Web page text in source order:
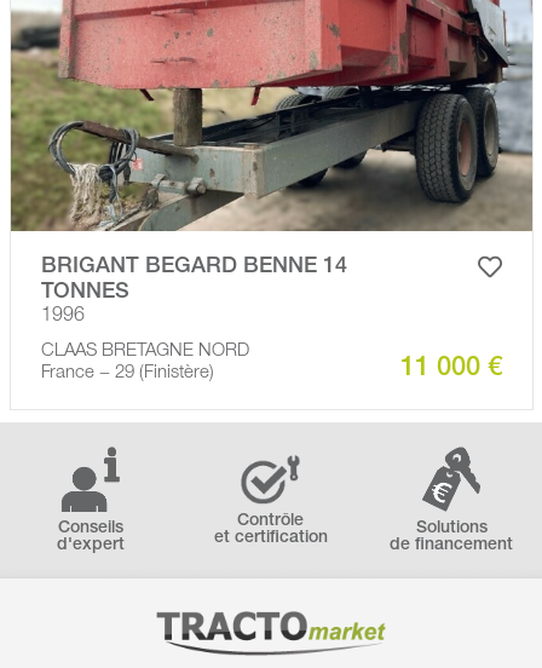
BRIGANT BEGARD BENNE 14
TONNES
1996
CLAAS BRETAGNE NORD
France − 29 (Finistère)
11 000 €
Conseils
d'expert
Contrôle
et certification
Solutions
de financement